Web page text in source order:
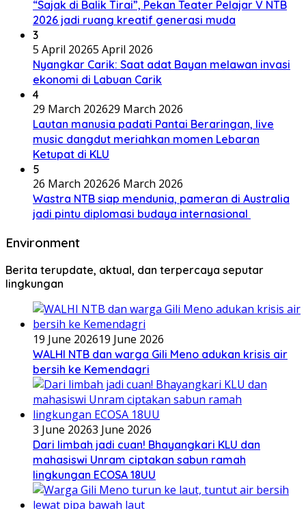
“Sajak di Balik Tirai”, Pekan Teater Pelajar V NTB
2026 jadi ruang kreatif generasi muda
3
5 April 20265 April 2026
Nyangkar Carik: Saat adat Bayan melawan invasi
ekonomi di Labuan Carik
4
29 March 202629 March 2026
Lautan manusia padati Pantai Beraringan, live
music dangdut meriahkan momen Lebaran
Ketupat di KLU
5
26 March 202626 March 2026
Wastra NTB siap mendunia, pameran di Australia
jadi pintu diplomasi budaya internasional
Environment
Berita terupdate, aktual, dan terpercaya seputar
lingkungan
19 June 202619 June 2026
WALHI NTB dan warga Gili Meno adukan krisis air
bersih ke Kemendagri
3 June 20263 June 2026
Dari limbah jadi cuan! Bhayangkari KLU dan
mahasiswi Unram ciptakan sabun ramah
lingkungan ECOSA 18UU